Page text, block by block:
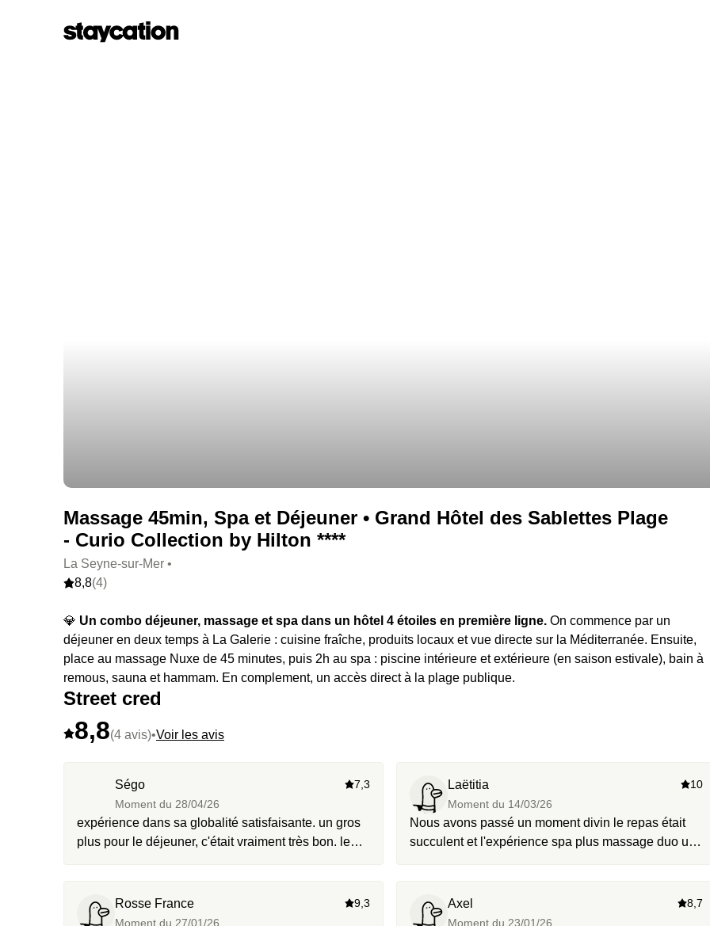
Massage 45min, Spa et Déjeuner • Grand Hôtel des Sablettes Plage
- Curio Collection by Hilton ****
La Seyne-sur-Mer •
8,8(4)
💎 Un combo déjeuner, massage et spa dans un hôtel 4 étoiles en première ligne. On commence par un
déjeuner en deux temps à La Galerie : cuisine fraîche, produits locaux et vue directe sur la Méditerranée. Ensuite,
place au massage Nuxe de 45 minutes, puis 2h au spa : piscine intérieure et extérieure (en saison estivale), bain à
remous, sauna et hammam. En complement, un accès direct à la plage publique.
Street cred
8,8(4 avis)•Voir les avis
Ségo
Moment du 28/04/26
7,3
expérience dans sa globalité satisfaisante. un gros
plus pour le déjeuner, c'était vraiment très bon. le
Laëtitia
Moment du 14/03/26
10
Nous avons passé un moment divin le repas était
succulent et l'expérience spa plus massage duo un
Rosse France
Moment du 27/01/26
9,3 Axel
Moment du 23/01/26
8,7